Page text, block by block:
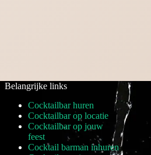
Belangrijke links
Cocktailbar huren
Cocktailbar op locatie
Cocktailbar op jouw
feest
Cocktail barman inhuren